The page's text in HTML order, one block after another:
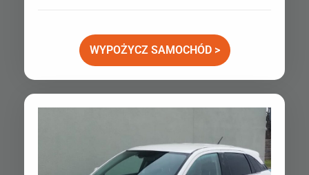
WYPOŻYCZ SAMOCHÓD >